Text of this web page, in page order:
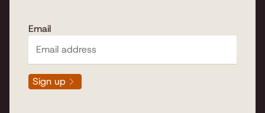
Email
Sign up